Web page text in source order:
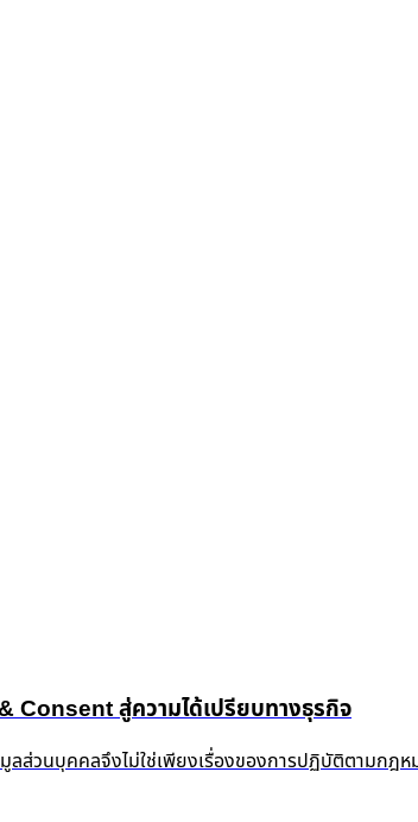
สู่ความได้เปรียบทางธุรกิจ
นบุคคลจึงไม่ใช่เพียงเรื่องของการปฏิบัติตามกฎหม